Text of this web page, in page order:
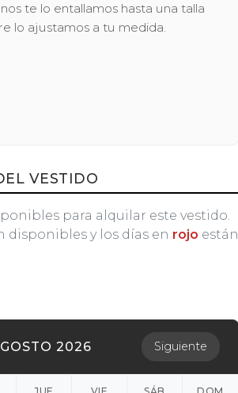
te lo entallamos hasta una talla
lo ajustamos a tu medida.
VESTIDO
para alquilar este vestido.
disponibles y los días en rojo están
2026 Siguiente